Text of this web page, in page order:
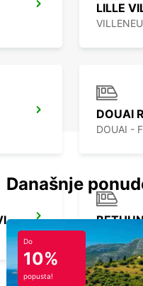
LILLE
DOUAI -
LENS RAILWAY STATION - SERVICE POINT
Današnje
Do
10%
popusta!